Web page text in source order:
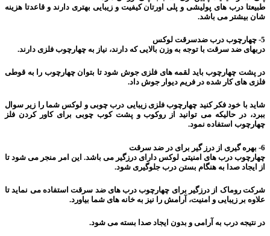
طبیعتا درب های پولیشی و پلی اورتان کیفیت و زیبایی بهتری دارند و قاعدتا هزینه
شان بیشتر می باشد.
5- چهارچوب درب ضدسرقت لوکس
دربهای ضد سرقت با توجه به وزن بالایی که دارند، نیاز به چهارچوب فلزی دارند.
در پشت چهارچوب باید لقمه های فلزی جوش شود تا بتوان چهارچوب را به قوطی
فلزی های کار شده در فریم دیوار جوش داد.
شاید با خود فکر کنید چهارچوب فلزی زیبایی درب چوبی و لوکس شما را زیر سوال
ببرد، در حالیکه می توانید از روکوب و پشت کوب چوبی برای کاور کردن فلز
چهارچوب استفاده نمود.
6- بهره گیری از درز گیر برای در ضد سرقت
چهارچوب درب های امنیتی لوکس دارای درزگیر می باشد. این امر منجر می شود تا
از ایجاد صدا به هنگام بستن درب جلوگیری شود.
شرکت روماک از درزگیر برای چهارچوب درب های ضد سرقت استفاده می نماید تا
علاوه بر زیبایی و امنیت، آرامش را نیز به خانه های شما بیاورد.
در نتیجه درب به آرامی و بدون ایجاد صدا بسته می شود.